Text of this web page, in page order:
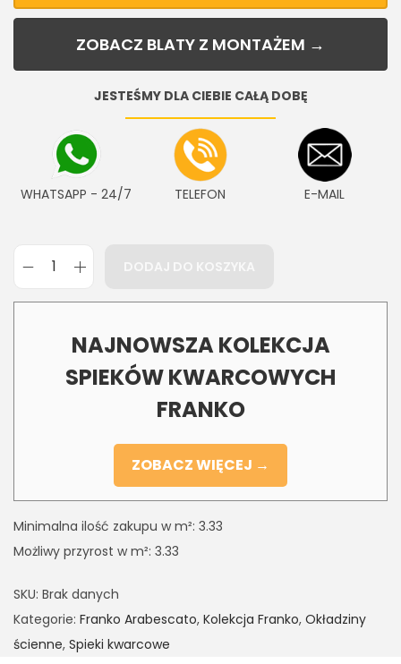
ZOBACZ BLATY Z MONTAŻEM →
JESTEŚMY DLA CIEBIE CAŁĄ DOBĘ
WHATSAPP - 24/7 TELEFON E-MAIL
NAJNOWSZA KOLEKCJA
SPIEKÓW KWARCOWYCH
FRANKO
ZOBACZ WIĘCEJ →
Minimalna ilość zakupu w m²: 3.33
Możliwy przyrost w m²: 3.33
SKU: Brak danych
Kategorie: Franko Arabescato, Kolekcja Franko, Okładziny
ścienne, Spieki kwarcowe